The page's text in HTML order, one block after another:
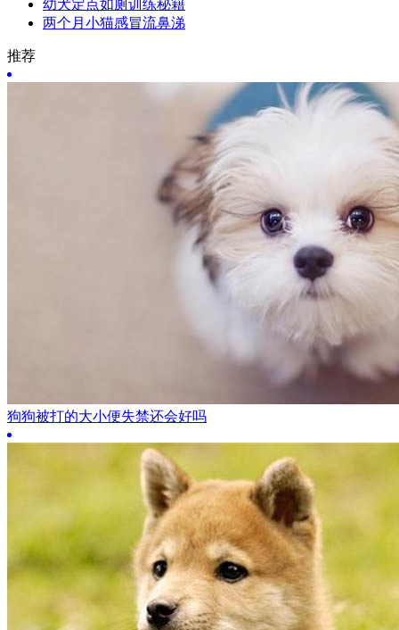
幼犬定点如厕训练秘籍
两个月小猫感冒流鼻涕
推荐
狗狗被打的大小便失禁还会好吗